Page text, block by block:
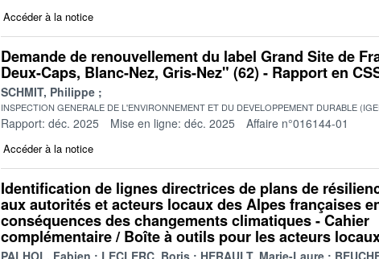
Accéder à la notice
Demande de renouvellement du label Grand Site de
Deux-Caps, Blanc-Nez, Gris-Nez" (62) - Rapport en
SCHMIT, Philippe
INSPECTION GENERALE DE L'ENVIRONNEMENT ET DU DEVELOPPEMENT DURABLE
Rapport: déc. 2025 Mise en ligne: déc. 2025 Affaire n°016144-01
Accéder à la notice
Identification de lignes directrices de plans de
aux autorités et acteurs locaux des Alpes françaises
conséquences des changements climatiques - Cahier
complémentaire / Boîte à outils pour les acteurs
PALHOL, Fabien LECLERC, Boris HERAULT, Marie-Laure